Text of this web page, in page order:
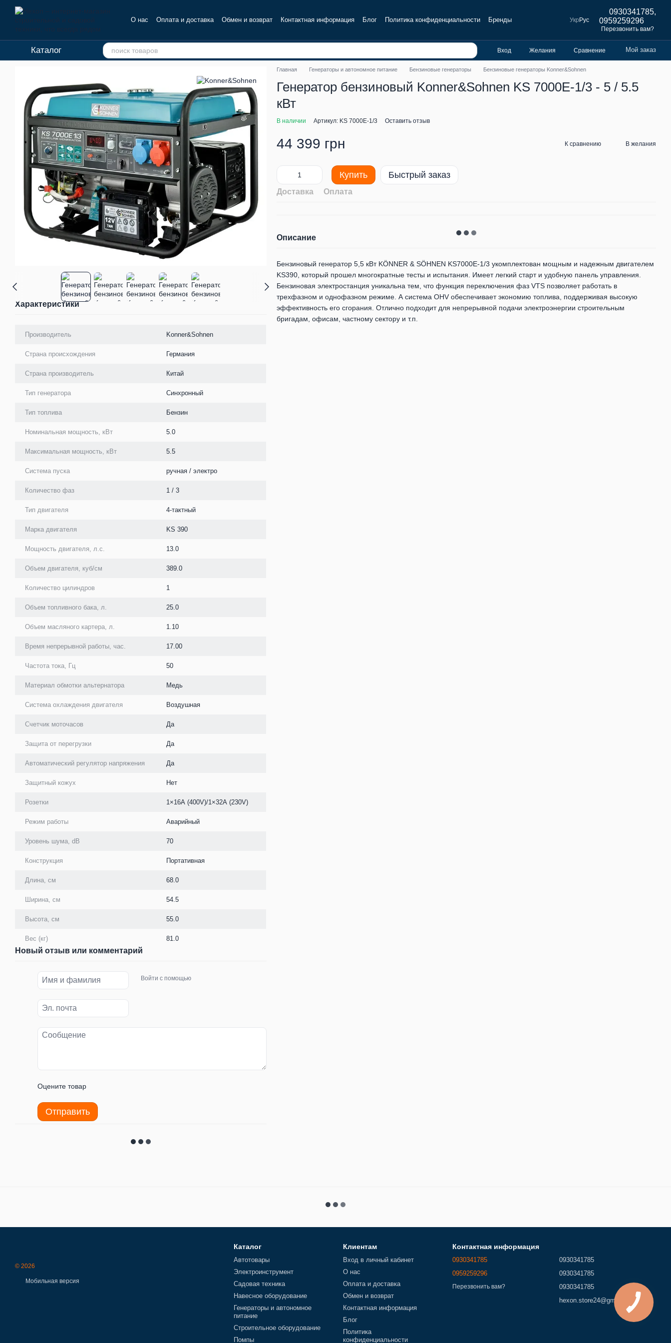
Перейти к основному контенту
О нас Оплата и доставка Обмен и возврат Контактная информация Блог Политика конфиденциальности
Бренды
Укр Рус
0930341785,
0959259296
Перезвонить вам?
Каталог Вход Желания Сравнение Мой заказ
Характеристики
Производитель Konner&Sohnen
Страна происхождения Германия
Страна производитель Китай
Тип генератора Синхронный
Тип топлива Бензин
Номинальная мощность, кВт 5.0
Максимальная мощность, кВт 5.5
Система пуска ручная / электро
Количество фаз 1 / 3
Тип двигателя 4-тактный
Марка двигателя KS 390
Мощность двигателя, л.с. 13.0
Объем двигателя, куб/см 389.0
Количество цилиндров 1
Объем топливного бака, л. 25.0
Объем масляного картера, л. 1.10
Время непрерывной работы, час. 17.00
Частота тока, Гц 50
Материал обмотки альтернатора Медь
Система охлаждения двигателя Воздушная
Счетчик моточасов Да
Защита от перегрузки Да
Автоматический регулятор напряжения Да
Защитный кожух Нет
Розетки 1×16А (400V)/1×32А (230V)
Режим работы Аварийный
Уровень шума, dB 70
Конструкция Портативная
Длина, см 68.0
Ширина, см 54.5
Высота, см 55.0
Вес (кг) 81.0
Новый отзыв или комментарий
Войти с помощью
Оцените товар
Отправить
Главная Генераторы и автономное питание Бензиновые генераторы Бензиновые генераторы Konner&Sohnen
Генератор бензиновый Konner&Sohnen KS 7000E-1/3 - 5 / 5.5
кВт
В наличии Артикул: KS 7000E-1/3 Оставить отзыв
44 399 грн К сравнению В желания
Купить Быстрый заказ
Доставка Оплата
Описание
Бензиновый генератор 5,5 кВт KÖNNER & SÖHNEN KS7000E-1/3 укомплектован мощным и надежным двигателем
KS390, который прошел многократные тесты и испытания. Имеет легкий старт и удобную панель управления.
Бензиновая электростанция уникальна тем, что функция переключения фаз VTS позволяет работать в
трехфазном и однофазном режиме. А система OHV обеспечивает экономию топлива, поддерживая высокую
эффективность его сгорания. Отлично подходит для непрерывной подачи электроэнергии строительным
бригадам, офисам, частному сектору и т.п.
© 2026
Мобильная версия
Каталог
Автотовары
Электроинструмент
Садовая техника
Навесное оборудование
Генераторы и автономное
питание
Строительное оборудование
Помпы
Клиентам
Вход в личный кабинет
О нас
Оплата и доставка
Обмен и возврат
Контактная информация
Блог
Политика
конфиденциальности
Контактная информация
0930341785
0959259296
Перезвонить вам?
0930341785
0930341785
0930341785
hexon.store24@gmail.com